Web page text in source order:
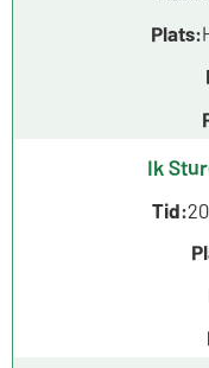
Plats:
Ik
Tid: